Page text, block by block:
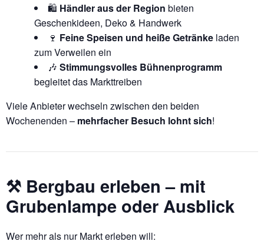
🛍️ Händler aus der Region bieten
Geschenkideen, Deko & Handwerk
🍷 Feine Speisen und heiße Getränke laden
zum Verweilen ein
🎶 Stimmungsvolles Bühnenprogramm
begleitet das Markttreiben
Viele Anbieter wechseln zwischen den beiden
Wochenenden – mehrfacher Besuch lohnt sich!
⚒️ Bergbau erleben – mit
Grubenlampe oder Ausblick
Wer mehr als nur Markt erleben will: